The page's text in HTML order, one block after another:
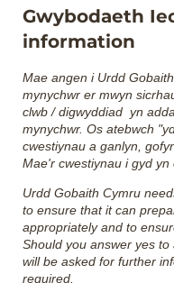
Gwybodaeth
information
Mae angen i Urdd
mynychwr er mwyn
clwb / digwyddiad yn
mynychwr. Os atebwch
cwestiynau a ganlyn,
Mae'r cwestiynau i gyd yn
Urdd Gobaith Cymru
to ensure that it can
appropriately and to
Should you answer yes
will be asked for further
required.